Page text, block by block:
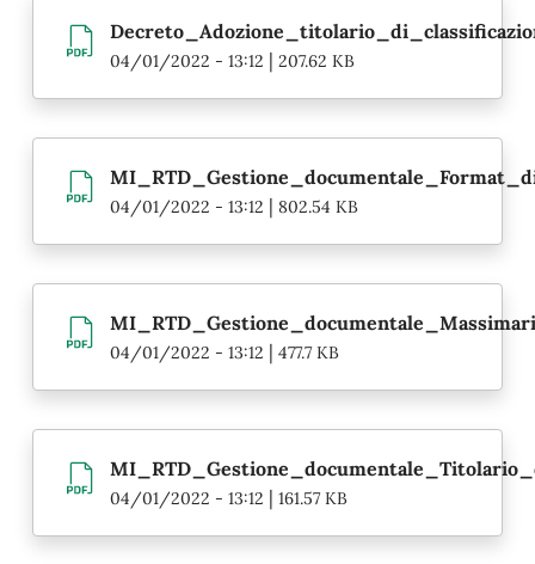
04/01/2022 - 13:12 | 207.62 KB
04/01/2022 - 13:12 | 802.54 KB
04/01/2022 - 13:12 | 477.7 KB
04/01/2022 - 13:12 | 161.57 KB